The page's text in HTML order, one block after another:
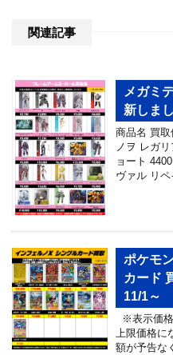
関連記事
メガミ
新しま
商品名 買
ノヲ レガ
ョート
ヴァル リ
ポケモ
カード
11/1～
※表示価格
上限価格に
額が予告な